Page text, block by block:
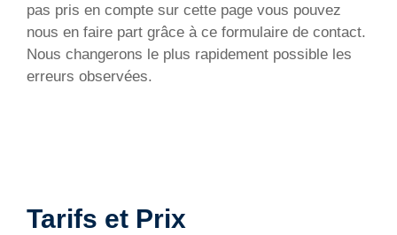
pas pris en compte sur cette page vous pouvez
nous en faire part grâce à ce formulaire de contact.
Nous changerons le plus rapidement possible les
erreurs observées.
Tarifs et Prix